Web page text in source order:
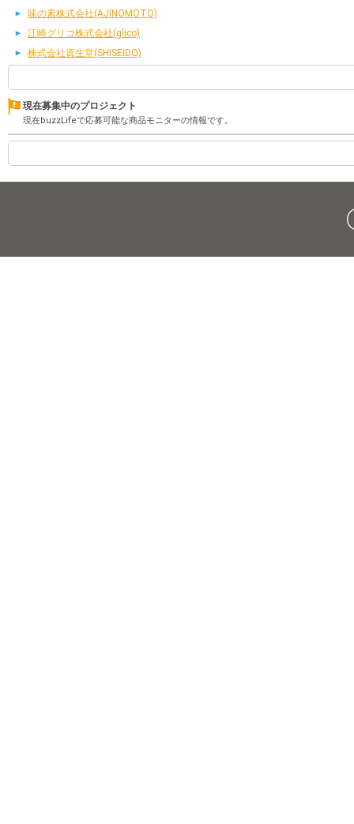
味の素株式会社(AJINOMOTO)
江崎グリコ株式会社(glico)
株式会社資生堂(SHISEIDO)
現在募集中のプロジェクト
現在buzzLifeで応募可能な商品モニターの情報です。